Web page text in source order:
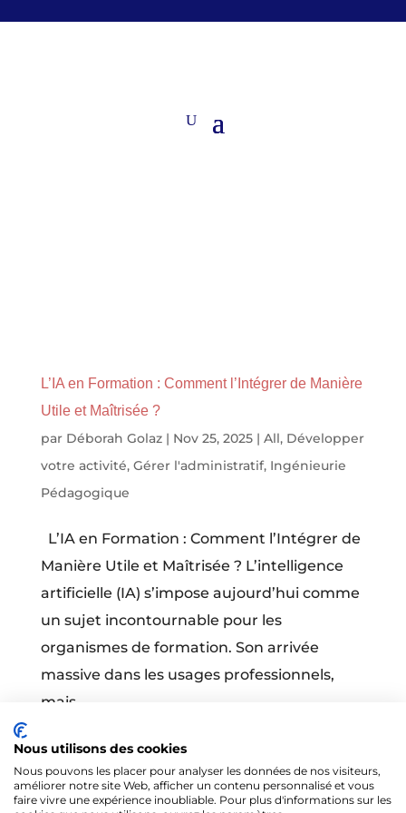
L’IA en Formation : Comment l’Intégrer de Manière
Utile et Maîtrisée ?
par Déborah Golaz| Nov 25, 2025| All, Développer
votre activité, Gérer l'administratif, Ingénieurie
Pédagogique
L’IA en Formation : Comment l’Intégrer de
Manière Utile et Maîtrisée ? L’intelligence
artificielle (IA) s’impose aujourd’hui comme
un sujet incontournable pour les
organismes de formation. Son arrivée
massive dans les usages professionnels,
mais...
Nous utilisons des cookies
Nous pouvons les placer pour analyser les données de nos visiteurs,
améliorer notre site Web, afficher un contenu personnalisé et vous
faire vivre une expérience inoubliable. Pour plus d'informations sur les